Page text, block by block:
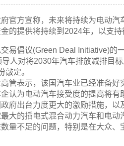
方宣称，未来将持续为电动汽
的提供将持续到2024年，以支持
倡议(Green Deal Initiative)的
人对将2030年汽车排放减排目
敲定。
表示，该国汽车业已经准备好
认为电动汽车接受度的提高将有
出台力度更大的激励措施，以
大的插电式混合动力汽车和电
量不足的问题，特别是在大众